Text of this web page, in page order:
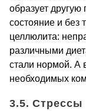
образует
состояние и
целлюлита:
различными
стали нормой. А
необходимых
3.5. Стрессы